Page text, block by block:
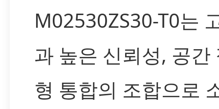
M02530ZS30-T0는
과 높은 신뢰성, 공간
형 통합의 조합으로